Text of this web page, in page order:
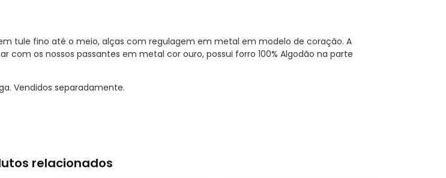
tule fino até o meio, alças com regulagem em metal em modelo de coração. A
os nossos passantes em metal cor ouro, possui forro 100% Algodão na parte
Vendidos separadamente.
relacionados